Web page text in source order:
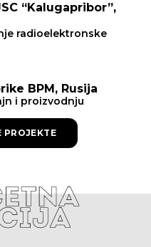
“Kalugapribor”,
radioelektronske
BPM, Rusija
i proizvodnju
PROJEKTE